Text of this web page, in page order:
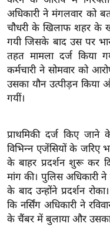
य
त
यं
ग
इं
डि
सा
हि
त्य
ज
ग
त
ऑ
अधिकारी ने मंगलवार को
चौधरी के खिलाफ शहर के
गयी जिसके बाद उस पर
तहत मामला दर्ज किया
कर्मचारी ने सोमवार को
उसका यौन उत्पीड़न
गयीं।
प्राथमिकी दर्ज किए
विभिन्न एजेंसियों के जरिए
के बाहर प्रदर्शन शुरू कर
मांग की। पुलिस अधिकारी ने
के बाद उन्होंने प्रदर्शन
कि नर्सिंग अधिकारी ने
के चैंबर में बुलाया और उसका